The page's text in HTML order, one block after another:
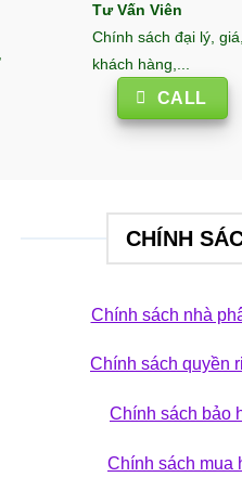
Tư Vấn Viên
Chính sách đại lý,
khách hàng,...
CALL
CHÍNH
Chính sách nhà
Chính sách quyền
Chính sách bảo
Chính sách mua